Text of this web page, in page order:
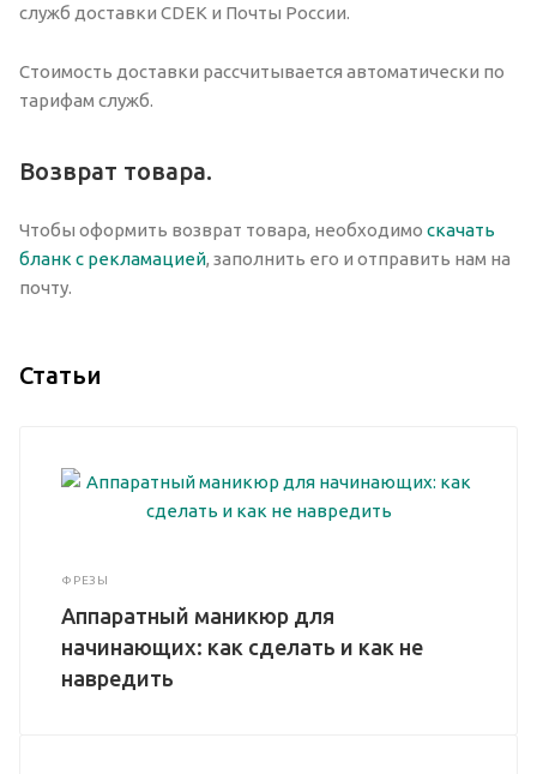
служб доставки CDEK и Почты России.
Стоимость доставки рассчитывается автоматически по
тарифам служб.
Возврат товара.
Чтобы оформить возврат товара, необходимо скачать
бланк с рекламацией, заполнить его и отправить нам на
почту.
Статьи
ФРЕЗЫ
Аппаратный маникюр для
начинающих: как сделать и как не
навредить